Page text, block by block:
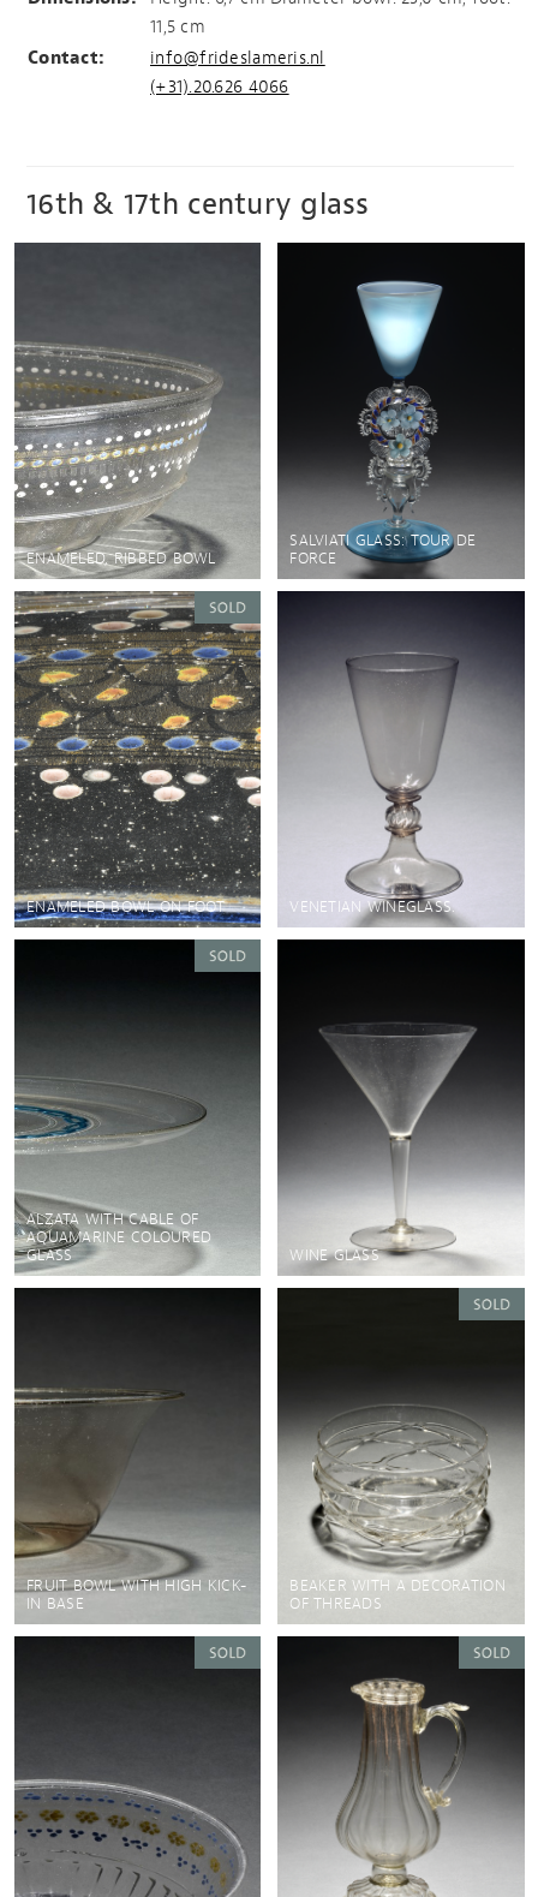
11,5 cm
Contact:
info@frideslameris.nl
(+31).20.626 4066
16th & 17th century glass
ENAMELED, RIBBED BOWL
SALVIATI GLASS: TOUR DE
FORCE
ENAMELED BOWL ON FOOT VENETIAN WINEGLASS.
ALZATA WITH CABLE OF
AQUAMARINE COLOURED
GLASS
WINE GLASS
FRUIT BOWL WITH HIGH KICK-
IN BASE
BEAKER WITH A DECORATION
OF THREADS